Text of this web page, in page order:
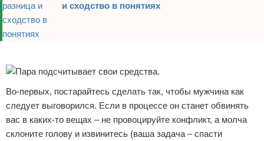
и сходство в понятиях
Во-первых, постарайтесь сделать так, чтобы мужчина как
следует выговорился. Если в процессе он станет обвинять
вас в каких-то вещах – не провоцируйте конфликт, а молча
склоните голову и извинитесь (ваша задача – спасти